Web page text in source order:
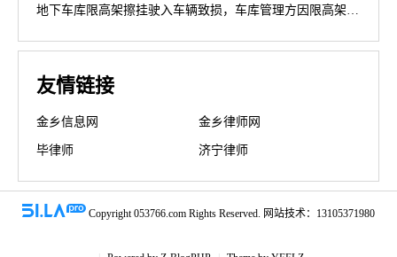
地下车库限高架擦挂驶入车辆致损，车库管理方因限高架设置高度不符合规范被判担责70%
友情链接
金乡信息网 金乡律师网
毕律师 济宁律师
Copyright 053766.com Rights Reserved. 网站技术：13105371980